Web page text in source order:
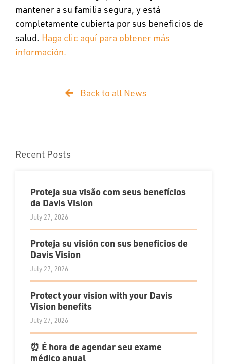
mantener a su familia segura, y está
completamente cubierta por sus beneficios de
salud. Haga clic aquí para obtener más
información.
Back to all News
Recent Posts
Proteja sua visão com seus benefícios
da Davis Vision
July 27, 2026
Proteja su visión con sus beneficios de
Davis Vision
July 27, 2026
Protect your vision with your Davis
Vision benefits
July 27, 2026
⏰ É hora de agendar seu exame
médico anual